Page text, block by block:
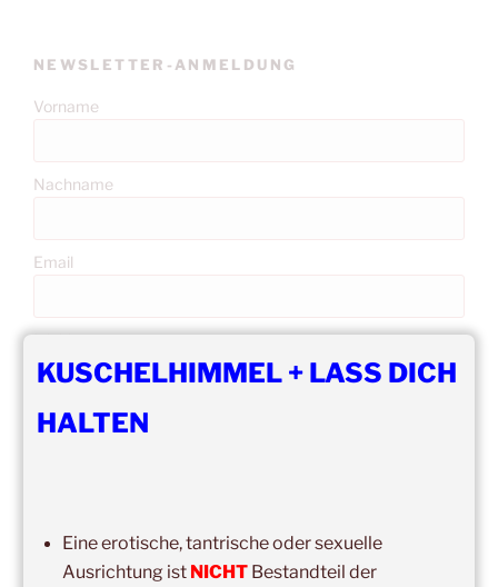
NEWSLETTER-ANMELDUNG
Vorname
Nachname
Email
Ich bin
Erlaubst du die zweckgebundene Speicherung und
Verarbeitung deiner Daten gemäß DS-GVO?
Privatsphäre dieser Seite.
KUSCHELHIMMEL + LASS DICH
HALTEN
Eine erotische, tantrische oder sexuelle
Ausrichtung ist NICHTBestandteil der